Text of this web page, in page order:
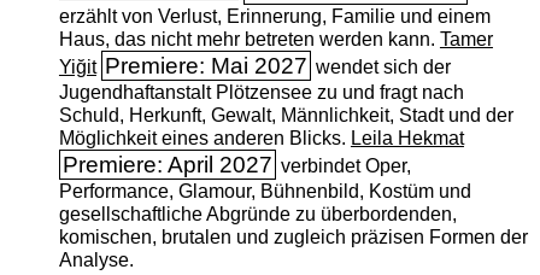
erzählt von Verlust, Erinnerung, Familie und einem
Haus, das nicht mehr betreten werden kann. Tamer
Yiğit Premiere: Mai 2027 wendet sich der
Jugendhaftanstalt Plötzensee zu und fragt nach
Schuld, Herkunft, Gewalt, Männlichkeit, Stadt und der
Möglichkeit eines anderen Blicks. Leila Hekmat
Premiere: April 2027 verbindet Oper,
Performance, Glamour, Bühnenbild, Kostüm und
gesellschaftliche Abgründe zu überbordenden,
komischen, brutalen und zugleich präzisen Formen der
Analyse.